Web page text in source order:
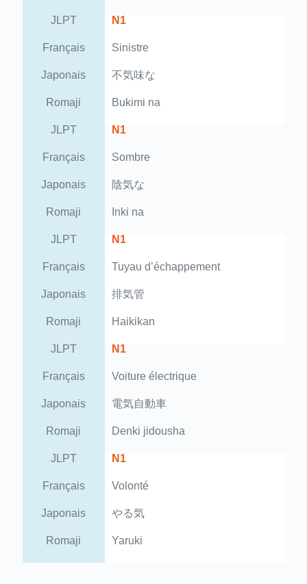
JLPT N1
Français Sinistre
Japonais 不気味な
Romaji Bukimi na
JLPT N1
Français Sombre
Japonais 陰気な
Romaji Inki na
JLPT N1
Français Tuyau d’échappement
Japonais 排気管
Romaji Haikikan
JLPT N1
Français Voiture électrique
Japonais 電気自動車
Romaji Denki jidousha
JLPT N1
Français Volonté
Japonais やる気
Romaji Yaruki